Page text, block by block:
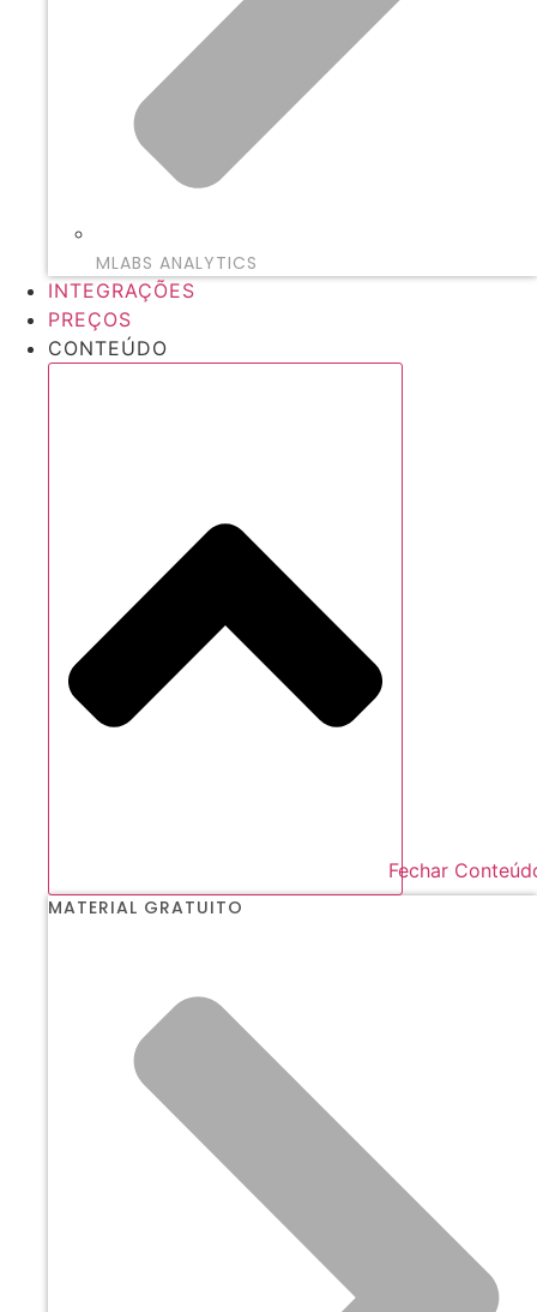
MLABS ANALYTICS
INTEGRAÇÕES
PREÇOS
CONTEÚDO
Fechar
MATERIAL GRATUITO